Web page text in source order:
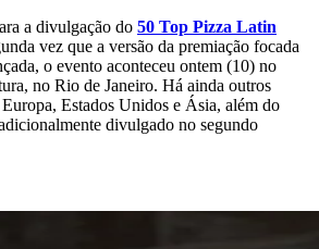
a divulgação do 50 Top Pizza Latin
vez que a versão da premiação focada
o evento aconteceu ontem (10) no
no Rio de Janeiro. Há ainda outros
Estados Unidos e Ásia, além do
divulgado no segundo